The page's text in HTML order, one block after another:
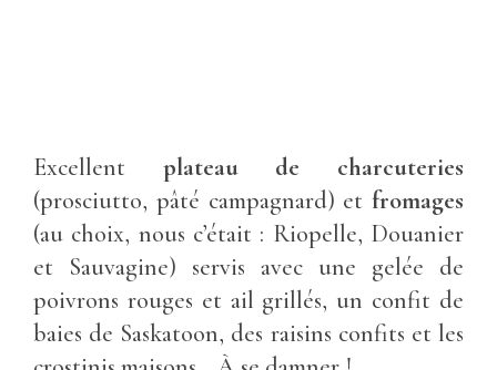
Excellent plateau de charcuteries
(prosciutto, pâté campagnard) et fromages
(au choix, nous c’était : Riopelle, Douanier
et Sauvagine) servis avec une gelée de
poivrons rouges et ail grillés, un confit de
baies de Saskatoon, des raisins confits et les